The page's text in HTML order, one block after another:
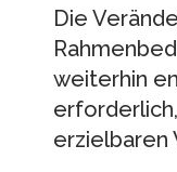
Die
weiterhin
erzielbaren